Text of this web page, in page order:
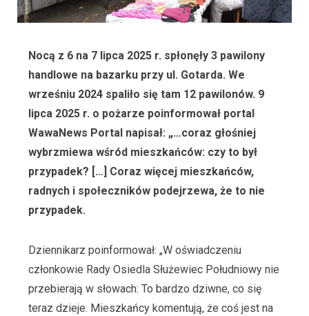
Nocą z 6 na 7 lipca 2025 r. spłonęły 3 pawilony
handlowe na bazarku przy ul. Gotarda. We
wrześniu 2024 spaliło się tam 12 pawilonów. 9
lipca 2025 r. o pożarze poinformował portal
WawaNews Portal napisał: „…coraz głośniej
wybrzmiewa wśród mieszkańców: czy to był
przypadek? […] Coraz więcej mieszkańców,
radnych i społeczników podejrzewa, że to nie
przypadek.
Dziennikarz poinformował: „W oświadczeniu
członkowie Rady Osiedla Służewiec Południowy nie
przebierają w słowach: To bardzo dziwne, co się
teraz dzieje. Mieszkańcy komentują, że coś jest na